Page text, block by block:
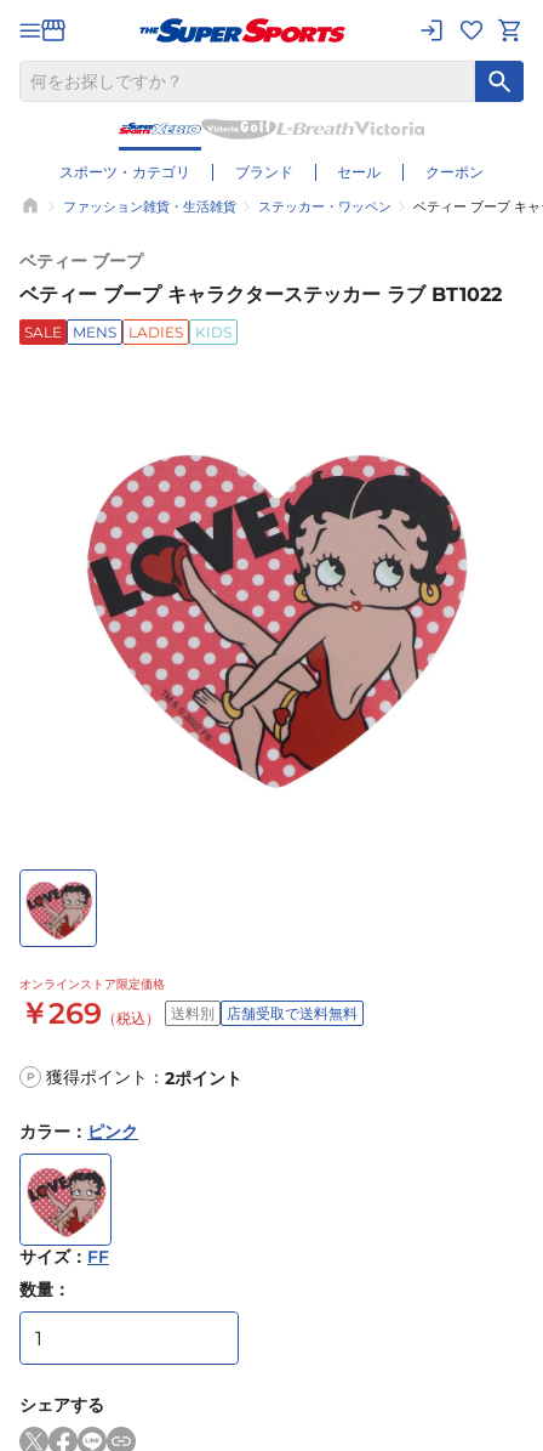
スポーツ・カテゴリ ブランド セール クーポン
ファッション雑貨・生活雑貨 ステッカー・ワッペン ベティー ブープ キ
ベティー ブープ
ベティー ブープ キャラクターステッカー ラブ BT1022
SALE MENS LADIES KIDS
オンラインストア限定価格
￥269 （税込） 送料別 店舗受取で送料無料
P 獲得ポイント： 2ポイント
カラー ： ピンク
サイズ： FF
数量：
シェアする